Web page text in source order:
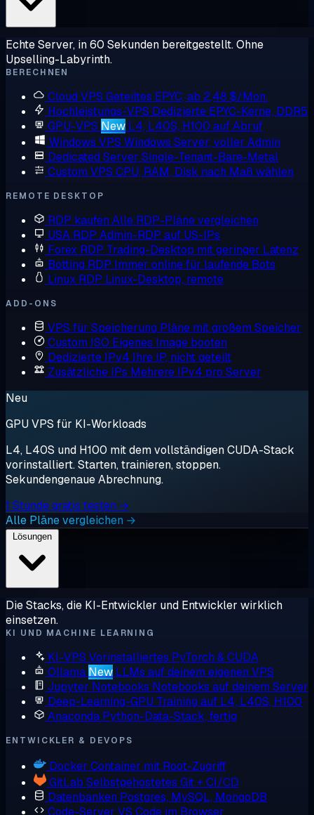
Echte Server, in 60 Sekunden bereitgestellt. Ohne
Upselling-Labyrinth.
BERECHNEN
Cloud VPS Geteiltes EPYC, ab 2,48 $/Mon.
Hochleistungs-VPS Dedizierte EPYC-Kerne, DDR5
GPU-VPS New L4, L40S, H100 auf Abruf
Windows VPS Windows Server, voller Admin
Dedicated Server Single-Tenant-Bare-Metal
Custom VPS CPU, RAM, Disk nach Maß wählen
REMOTE DESKTOP
RDP kaufen Alle RDP-Pläne vergleichen
USA RDP Admin-RDP auf US-IPs
Forex RDP Trading-Desktop mit geringer Latenz
Botting RDP Immer online für laufende Bots
Linux RDP Linux-Desktop, remote
ADD-ONS
VPS für Speicherung Pläne mit großem Speicher
Custom ISO Eigenes Image booten
Dedizierte IPv4 Ihre IP, nicht geteilt
Zusätzliche IPs Mehrere IPv4 pro Server
Neu
GPU VPS für KI-Workloads
L4, L40S und H100 mit dem vollständigen CUDA-Stack
vorinstalliert. Starten, trainieren, stoppen.
Sekundengenaue Abrechnung.
1 Stunde gratis testen →
Alle Pläne vergleichen →
Die Stacks, die KI-Entwickler und Entwickler wirklich
einsetzen.
KI UND MACHINE LEARNING
KI-VPS Vorinstalliertes PyTorch & CUDA
Ollama New LLMs auf deinem eigenen VPS
Jupyter Notebooks Notebooks auf deinem Server
Deep-Learning-GPU Training auf L4, L40S, H100
Anaconda Python-Data-Stack, fertig
ENTWICKLER & DEVOPS
Docker Container mit Root-Zugriff
GitLab Selbstgehostetes Git + CI/CD
Datenbanken Postgres, MySQL, MongoDB
Code-Server VS Code im Browser